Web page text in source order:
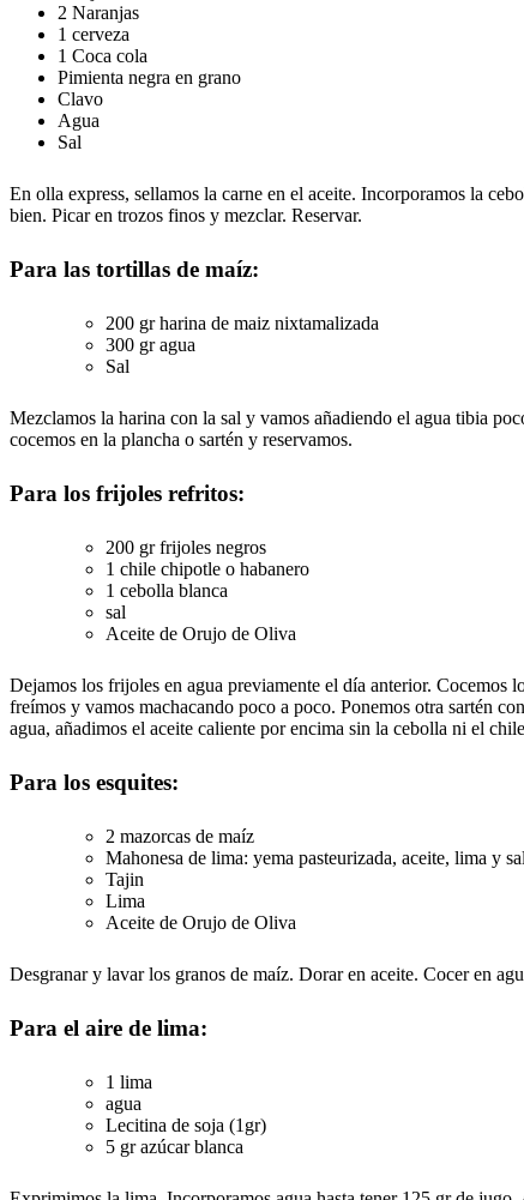
2 Naranjas
1 cerveza
1 Coca cola
Pimienta negra en grano
Clavo
Agua
Sal
En olla express, sellamos la carne en el aceite. Incorporamos la
bien. Picar en trozos finos y mezclar. Reservar.
Para las tortillas de maíz:
200 gr harina de maiz nixtamalizada
300 gr agua
Sal
Mezclamos la harina con la sal y vamos añadiendo el agua tibia
cocemos en la plancha o sartén y reservamos.
Para los frijoles refritos:
200 gr frijoles negros
1 chile chipotle o habanero
1 cebolla blanca
sal
Aceite de Orujo de Oliva
Dejamos los frijoles en agua previamente el día anterior. Cocemos
freímos y vamos machacando poco a poco. Ponemos otra sartén
agua, añadimos el aceite caliente por encima sin la cebolla ni el
Para los esquites:
2 mazorcas de maíz
Mahonesa de lima: yema pasteurizada, aceite, lima y sal
Tajin
Lima
Aceite de Orujo de Oliva
Desgranar y lavar los granos de maíz. Dorar en aceite. Cocer en
Para el aire de lima:
1 lima
agua
Lecitina de soja (1gr)
5 gr azúcar blanca